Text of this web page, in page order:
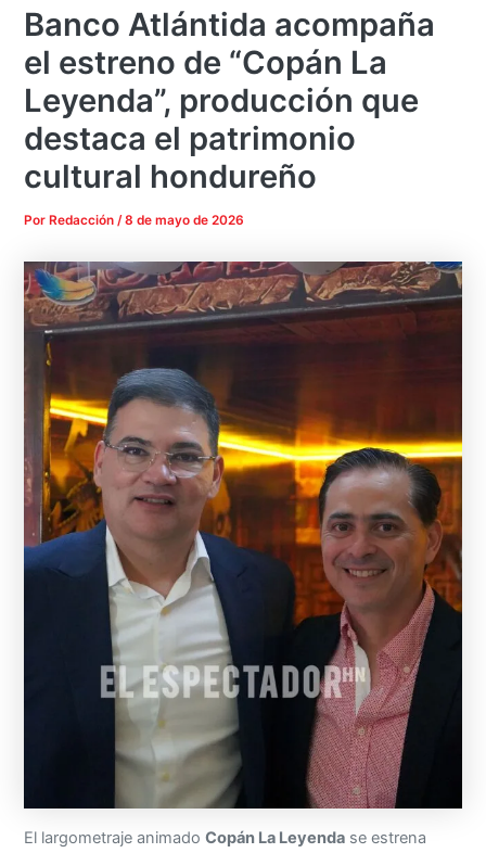
Banco Atlántida acompaña
el estreno de “Copán La
Leyenda”, producción que
destaca el patrimonio
cultural hondureño
Por Redacción/8 de mayo de 2026
El largometraje animadoCopán La Leyenda se estrena